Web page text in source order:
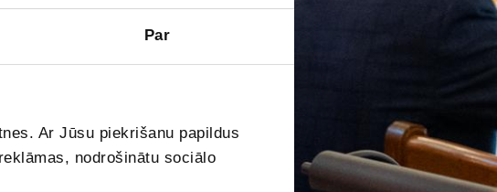
Par
Ar Jūsu piekrišanu papildus
nodrošinātu sociālo